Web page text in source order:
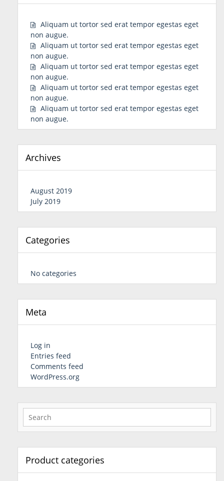
Aliquam ut tortor sed erat tempor egestas eget
non augue.
Aliquam ut tortor sed erat tempor egestas eget
non augue.
Aliquam ut tortor sed erat tempor egestas eget
non augue.
Aliquam ut tortor sed erat tempor egestas eget
non augue.
Aliquam ut tortor sed erat tempor egestas eget
non augue.
Archives
August 2019
July 2019
Categories
No categories
Meta
Log in
Entries feed
Comments feed
WordPress.org
Product categories